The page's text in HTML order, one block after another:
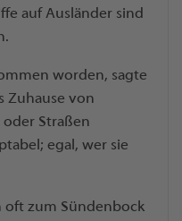
auf Ausländer sind
worden, sagte
Zuhause von
Straßen
egal, wer sie
oft zum Sündenbock